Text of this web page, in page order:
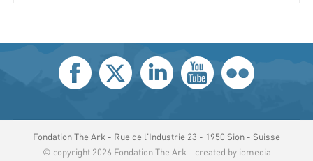
Fondation The Ark - Rue de l'Industrie 23 - 1950 Sion - Suisse
© copyright 2026 Fondation The Ark - created by iomedia